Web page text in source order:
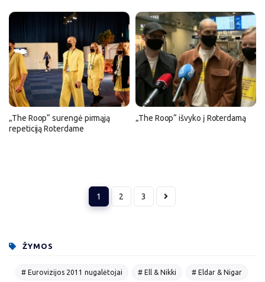
„The Roop“ surengė pirmąją
repeticiją Roterdame
„The Roop“ išvyko į Roterdamą
1 2 3
ŽYMOS
# Eurovizijos 2011 nugalėtojai # Ell & Nikki # Eldar & Nigar